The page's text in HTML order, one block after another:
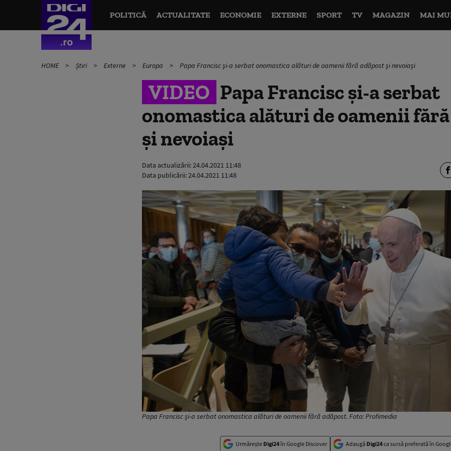
POLITICĂ ACTUALITATE ECONOMIE EXTERNE SPORT TV MAGAZIN MAI
HOME Știri Externe Europa Papa Francisc şi-a serbat onomastica alături de oamenii fără adăpost şi nevoiaşi
VIDEO Papa Francisc şi-a serbat
onomastica alături de oamenii
şi nevoiaşi
Data actualizării:24.04.2021 11:48
Data publicării:24.04.2021 11:48
Papa Francisc şi-a serbat onomastica alături de oamenii fără adăpost. Foto: Profimedia
Urmărește Digi24în Google Discover Adaugă Digi24ca sursă preferată în